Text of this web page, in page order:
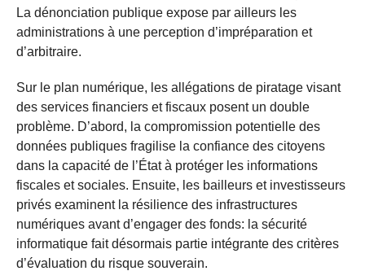
La dénonciation publique expose par ailleurs les
administrations à une perception d’impréparation et
d’arbitraire.
Sur le plan numérique, les allégations de piratage visant
des services financiers et fiscaux posent un double
problème. D’abord, la compromission potentielle des
données publiques fragilise la confiance des citoyens
dans la capacité de l’État à protéger les informations
fiscales et sociales. Ensuite, les bailleurs et investisseurs
privés examinent la résilience des infrastructures
numériques avant d’engager des fonds: la sécurité
informatique fait désormais partie intégrante des critères
d’évaluation du risque souverain.